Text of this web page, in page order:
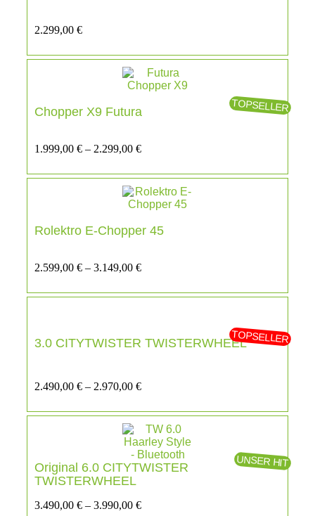
2.299,00 €
Chopper X9 Futura TOPSELLER
1.999,00 € – 2.299,00 €
Rolektro E-Chopper 45
2.599,00 € – 3.149,00 €
3.0 CITYTWISTER TWISTERWHEELTOPSELLER
2.490,00 € – 2.970,00 €
Original 6.0 CITYTWISTER
TWISTERWHEEL
UNSER HIT
3.490,00 € – 3.990,00 €